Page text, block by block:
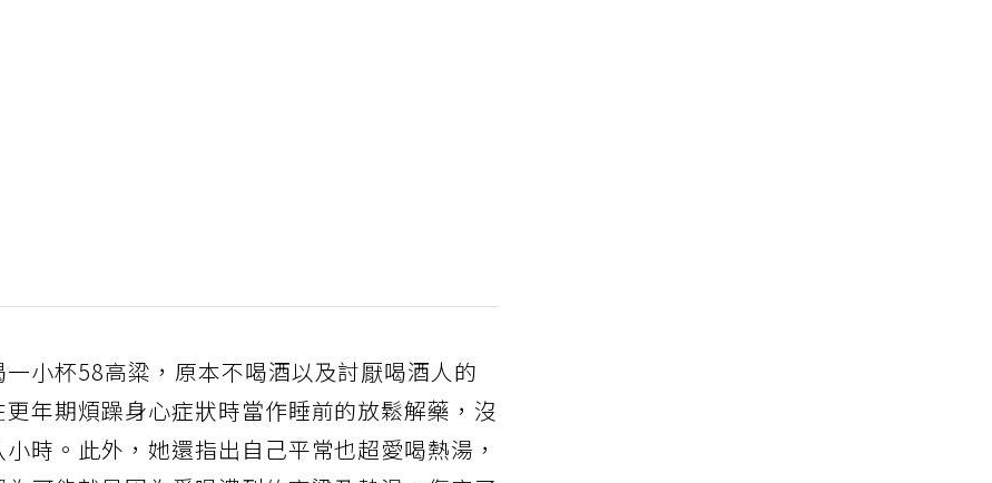
小杯58高粱，原本不喝酒以及討厭喝酒人的
年期煩躁身心症狀時當作睡前的放鬆解藥，沒
時。此外，她還指出自己平常也超愛喝熱湯，